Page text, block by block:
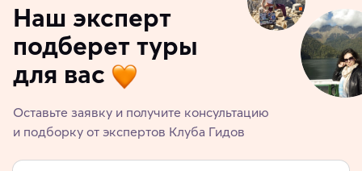
Наш эксперт
подберет туры
для вас
Оставьте заявку и получите консультацию
и подборку от экспертов Клуба Гидов